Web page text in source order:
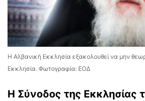
Η Αλβανική Εκκλησία εξακολουθεί να μην
Εκκλησία. Φωτογραφία: ΕΟΔ
Η Σύνοδος της Εκκλησίας